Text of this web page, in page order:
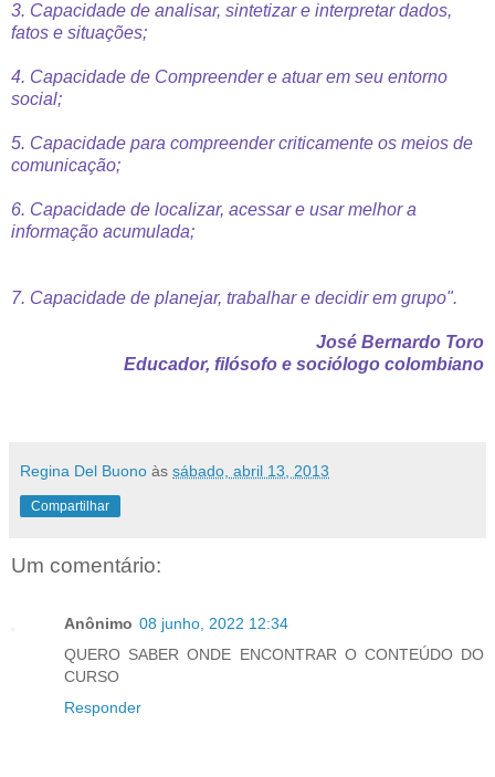
3. Capacidade de analisar, sintetizar e interpretar dados,
fatos e situações;
4. Capacidade de Compreender e atuar em seu entorno
social;
5. Capacidade para compreender criticamente os meios de
comunicação;
6. Capacidade de localizar, acessar e usar melhor a
informação acumulada;
7. Capacidade de planejar, trabalhar e decidir em grupo".
José Bernardo Toro
Educador, filósofo e sociólogo colombiano
Regina Del Buono às sábado, abril 13, 2013
Compartilhar
Um comentário:
Anônimo 08 junho, 2022 12:34
QUERO SABER ONDE ENCONTRAR O CONTEÚDO DO
CURSO
Responder